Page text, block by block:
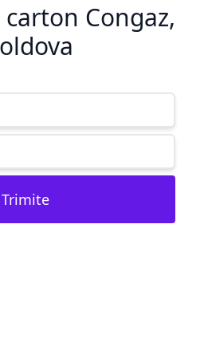
Congaz,
Trimite